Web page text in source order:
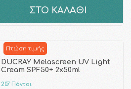
ΣΤΟ ΚΑΛΑΘΙ
Πτώση τιμής
DUCRAY Melascreen UV Light
Cream SPF50+ 2x50ml
207 Πόντοι